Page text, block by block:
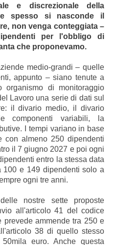
e discrezionale della
spesso si nasconde il
non venga conteggiata –
per l'obbligo di
che proponevamo.
medio-grandi – quelle
appunto – siano tenute a
organismo di monitoraggio
Lavoro una serie di dati sul
il divario medio, il divario
componenti variabili, la
I tempi variano in base
con almeno 250 dipendenti
il 7 giugno 2027 e poi ogni
entro la stessa data
100 e 149 dipendenti solo a
ogni tre anni.
nostre sette proposte
all'articolo 41 del codice
ammende tra 250 e
38 di quello stesso
euro. Anche questa